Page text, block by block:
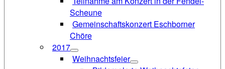
Scheune
Gemeinschaftskonzert Eschborner
Chöre
2017
Weihnachtsfeier